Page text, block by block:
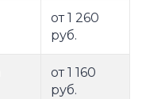
от 1 260
руб.
от 1 160
руб.